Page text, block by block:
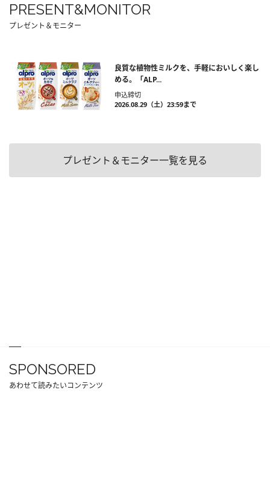
PRESENT&MONITOR
プレゼント＆モニター
良質な植物性ミルクを、手軽においしく楽し
める。「ALP...
申込締切
2026.08.29（土）23:59まで
プレゼント＆モニター一覧を見る
SPONSORED
あわせて読みたいコンテンツ